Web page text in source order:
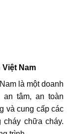
Nam
là một doanh
an tâm, an toàn
và cung cấp các
cháy chữa cháy.